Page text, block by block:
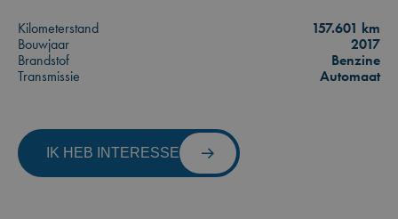
Kilometerstand
157.601 km
Bouwjaar
2017
Brandstof
Benzine
Transmissie
Automaat
IK HEB INTERESSE